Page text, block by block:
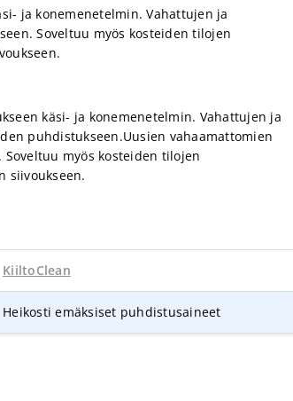
ja konemenetelmin. Vahattujen ja
Soveltuu myös kosteiden tilojen
käsi- ja konemenetelmin. Vahattujen ja
puhdistukseen.Uusien vahaamattomien
myös kosteiden tilojen
siivoukseen.
KiiltoClean
Heikosti emäksiset puhdistusaineet